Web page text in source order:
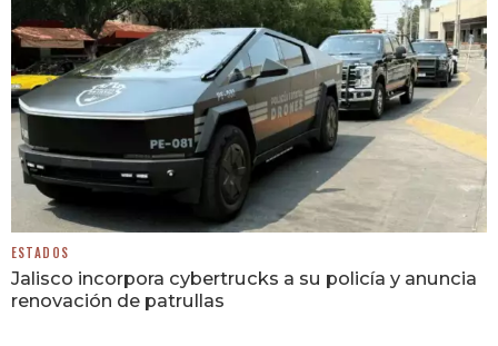
ESTADOS
Jalisco incorpora cybertrucks a su policía y anuncia
renovación de patrullas